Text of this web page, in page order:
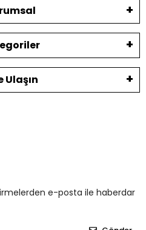
Ulaşın
e-posta ile haberdar